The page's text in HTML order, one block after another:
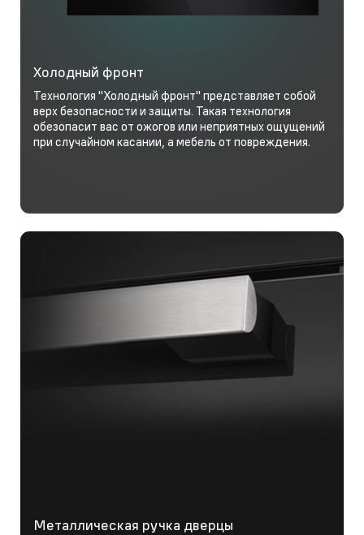
Холодный фронт
Технология "Холодный фронт" представляет собой
верх безопасности и защиты. Такая технология
обезопасит вас от ожогов или неприятных ощущений
при случайном касании, а мебель от повреждения.
Металлическая ручка дверцы